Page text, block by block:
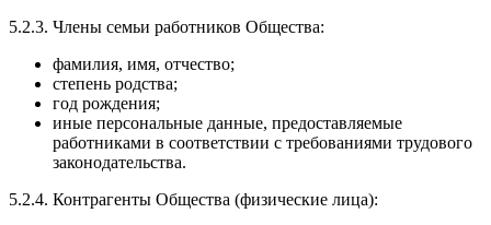
5.2.3. Члены семьи работников Общества:
фамилия, имя, отчество;
степень родства;
год рождения;
иные персональные данные, предоставляемые
работниками в соответствии с требованиями трудового
законодательства.
5.2.4. Контрагенты Общества (физические лица):